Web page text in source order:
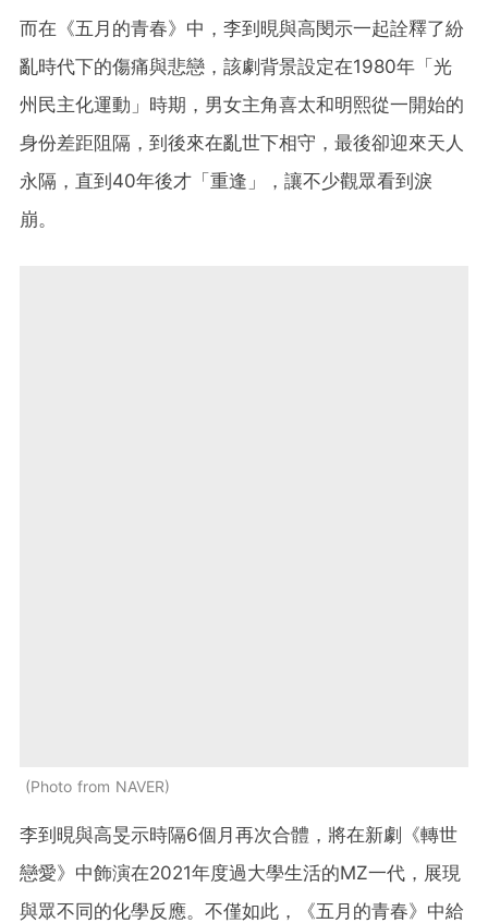
而在《五月的青春》中，李到晛與高閔示一起詮釋了紛
亂時代下的傷痛與悲戀，該劇背景設定在1980年「光
州民主化運動」時期，男女主角喜太和明熙從一開始的
身份差距阻隔，到後來在亂世下相守，最後卻迎來天人
永隔，直到40年後才「重逢」，讓不少觀眾看到淚
崩。
Photo from NAVER
李到晛與高旻示時隔6個月再次合體，將在新劇《轉世
戀愛》中飾演在2021年度過大學生活的MZ一代，展現
與眾不同的化學反應。不僅如此，《五月的青春》中給